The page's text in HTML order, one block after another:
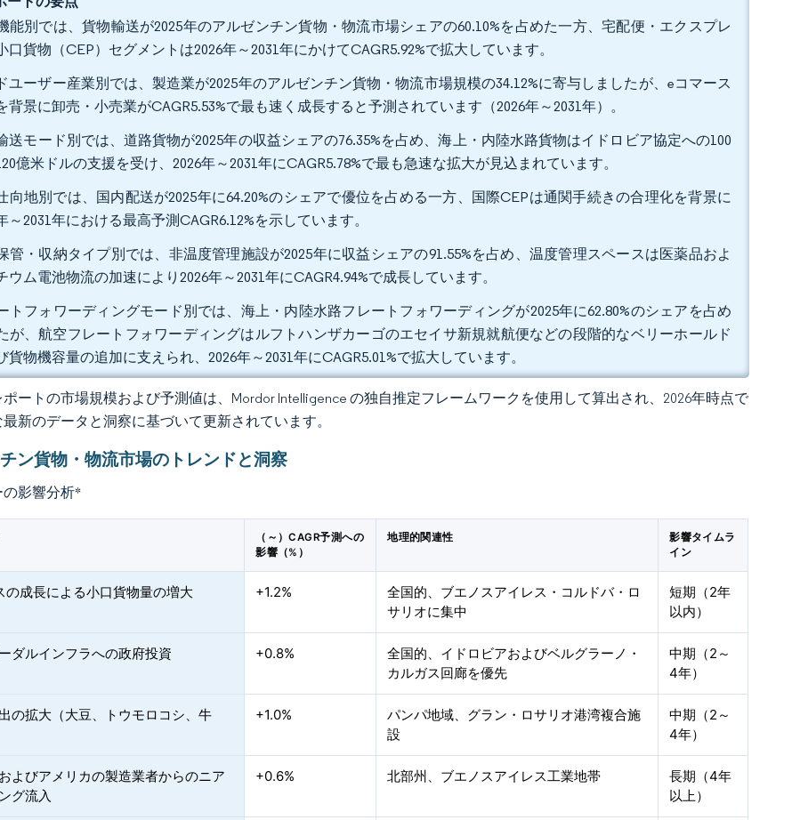
能別では、貨物輸送が2025年のアルゼンチン貨物・物流市場シェアの60.10%を占めた一方、宅配便・エクスプレ
口貨物（CEP）セグメントは2026年～2031年にかけてCAGR5.92%で拡大しています。
ユーザー産業別では、製造業が2025年のアルゼンチン貨物・物流市場規模の34.12%に寄与しましたが、eコマース
背景に卸売・小売業がCAGR5.53%で最も速く成長すると予測されています（2026年～2031年）。
送モード別では、道路貨物が2025年の収益シェアの76.35%を占め、海上・内陸水路貨物はイドロビア協定への100
億米ドルの支援を受け、2026年～2031年にCAGR5.78%で最も急速な拡大が見込まれています。
向地別では、国内配送が2025年に64.20%のシェアで優位を占める一方、国際CEPは通関手続きの合理化を背景に
～2031年における最高予測CAGR6.12%を示しています。
管・収納タイプ別では、非温度管理施設が2025年に収益シェアの91.55%を占め、温度管理スペースは医薬品およ
ウム電池物流の加速により2026年～2031年にCAGR4.94%で成長しています。
トフォワーディングモード別では、海上・内陸水路フレートフォワーディングが2025年に62.80%のシェアを占め
が、航空フレートフォワーディングはルフトハンザカーゴのエセイサ新規就航便などの段階的なベリーホールド
貨物機容量の追加に支えられ、2026年～2031年にCAGR5.01%で拡大しています。
ートの市場規模および予測値は、Mordor Intelligence の独自推定フレームワークを使用して算出され、2026年時点で
新のデータと洞察に基づいて更新されています。
ン貨物・物流市場のトレンドと洞察
の影響分析*
（～）CAGR予測への
影響（%）
地理的関連性
影響タイムラ
イン
の成長による小口貨物量の増大 +1.2%
全国的、ブエノスアイレス・コルドバ・ロ
サリオに集中
短期（2年
以内）
ダルインフラへの政府投資 +0.8%
全国的、イドロビアおよびベルグラーノ・
カルガス回廊を優先
中期（2～
4年）
の拡大（大豆、トウモロコシ、牛
+1.0%
パンパ地域、グラン・ロサリオ港湾複合施
設
中期（2～
4年）
よびアメリカの製造業者からのニア
グ流入
+0.6% 北部州、ブエノスアイレス工業地帯
長期（4年
以上）